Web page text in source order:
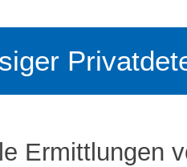
Ermittlungen